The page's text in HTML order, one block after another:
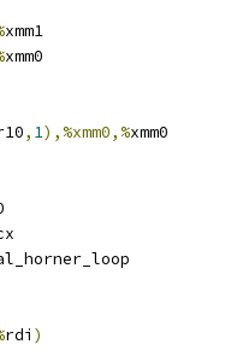
xmm1
xmm0
, 1),%xmm0,%xmm0
rdi )